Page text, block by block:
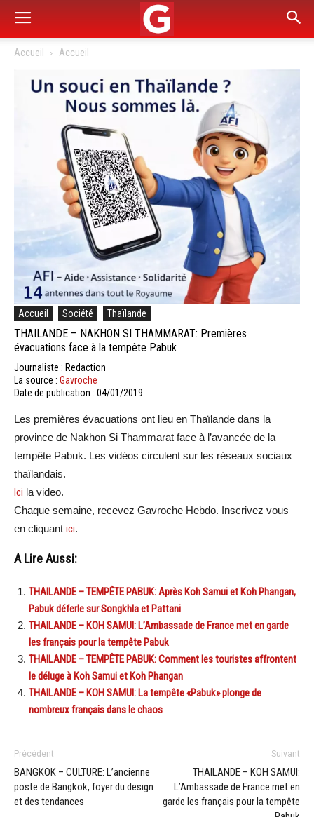
Accueil Accueil
Accueil Société Thaïlande
THAILANDE – NAKHON SI THAMMARAT: Premières
évacuations face à la tempête Pabuk
Journaliste : Redaction
La source : Gavroche
Date de publication : 04/01/2019
Les premières évacuations ont lieu en Thaïlande dans la
province de Nakhon Si Thammarat face à l’avancée de la
tempête Pabuk. Les vidéos circulent sur les réseaux sociaux
thaïlandais.
Ici la video.
Chaque semaine, recevez Gavroche Hebdo. Inscrivez vous
en cliquant ici.
A Lire Aussi:
THAILANDE – TEMPÊTE PABUK: Après Koh Samui et Koh Phangan,
Pabuk déferle sur Songkhla et Pattani
THAILANDE – KOH SAMUI: L’Ambassade de France met en garde
les français pour la tempête Pabuk
THAILANDE – TEMPÊTE PABUK: Comment les touristes affrontent
le déluge à Koh Samui et Koh Phangan
THAILANDE – KOH SAMUI: La tempête «Pabuk» plonge de
nombreux français dans le chaos
Précédent
BANGKOK – CULTURE: L’ancienne
poste de Bangkok, foyer du design
et des tendances
Suivant
THAILANDE – KOH SAMUI:
L’Ambassade de France met en
garde les français pour la tempête